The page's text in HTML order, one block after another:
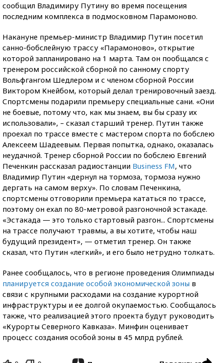
сообщил Владимиру Путину во время посещения
последним комплекса в подмосковном Парамоново.
Накануне премьер-министр Владимир Путин посетил
санно-бобслейную трассу «Парамоново», открытие
которой запланировано на 1 марта. Там он пообщался с
тренером российской сборной по санному спорту
Вольфгангом Шедлером и с членом сборной России
Виктором Кнейбом, который делал тренировочный заезд.
Спортсмены подарили премьеру специальные сани. «Они
не боевые, потому что, как мы знаем, вы бы сразу их
использовали», – сказал старший тренер. Путин также
проехал по трассе вместе с мастером спорта по бобслею
Алексеем Шадеевым. Первая попытка, однако, оказалась
неудачной. Тренер сборной России по бобслею Евгений
Печенкин рассказал радиостанции Business FM, что
Владимир Путин «дернул на тормоза, тормоза нужно
дергать на самом верху». По словам Печенкина,
спортсмены отговорили премьера кататься по трассе,
поэтому он ехал по 80-метровой разгоночной эстакаде.
«Эстакада — это только стартовый разгон... Спортсмены
на трассе получают травмы, а вы хотите, чтобы наш
будущий президент», — отметил тренер. Он также
сказал, что Путин «легкий», и его было нетрудно толкать.
Ранее сообщалось, что в регионе проведения Олимпиады
планируется создание особой экономической зоны в
связи с крупными расходами на создание курортной
инфраструктуры и ее долгой окупаемостью. Сообщалось
также, что реализацией этого проекта будут руководить
«Курорты Северного Кавказа». Минфин оценивает
процесс создания особой зоны в 45 млрд рублей.